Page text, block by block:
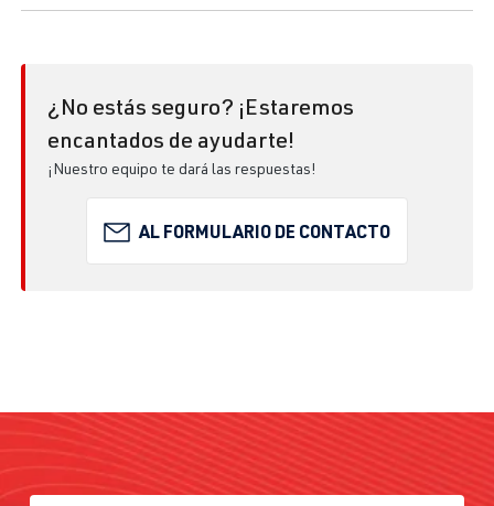
¿No estás seguro? ¡Estaremos
encantados de ayudarte!
¡Nuestro equipo te dará las respuestas!
AL FORMULARIO DE CONTACTO